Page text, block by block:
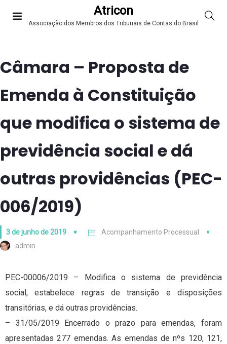
Atricon
Associação dos Membros dos Tribunais de Contas do Brasil
Câmara – Proposta de
Emenda à Constituição
que modifica o sistema de
previdência social e dá
outras providências (PEC-
006/2019)
3 de junho de 2019
Acompanhamento Processual
admin
PEC-00006/2019 – Modifica o sistema de previdência
social, estabelece regras de transição e disposições
transitórias, e dá outras providências.
– 31/05/2019 Encerrado o prazo para emendas, foram
apresentadas 277 emendas. As emendas de nºs 120, 121,